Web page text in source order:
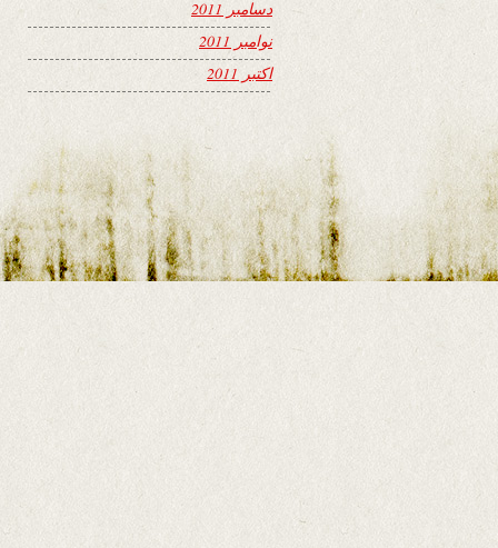
دسامبر 2011
نوامبر 2011
اکتبر 2011